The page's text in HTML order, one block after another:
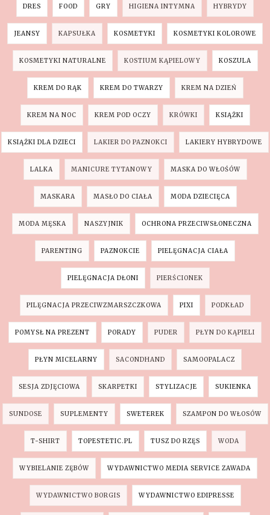
DRES FOOD GRY HIGIENA INTYMNA HYBRYDY
JEANSY KAPSUŁKA KOSMETYKI KOSMETYKI KOLOROWE
KOSMETYKI NATURALNE KOSTIUM KĄPIELOWY KOSZULA
KREM DO RĄK KREM DO TWARZY KREM NA DZIEŃ
KREM NA NOC KREM POD OCZY KRÓWKI KSIĄŻKI
KSIĄŻKI DLA DZIECI LAKIER DO PAZNOKCI LAKIERY HYBRYDOWE
LALKA MANICURE TYTANOWY MASKA DO WŁOŚÓW
MASKARA MASŁO DO CIAŁA MODA DZIECIĘCA
MODA MĘSKA NASZYJNIK OCHRONA PRZECIWSŁONECZNA
PARENTING PAZNOKCIE PIELĘGNACJA CIAŁA
PIELĘGNACJA DŁONI PIERŚCIONEK
PILĘGNACJA PRZECIWZMARSZCZKOWA PIXI PODKŁAD
POMYSŁ NA PREZENT PORADY PUDER PŁYN DO KĄPIELI
PŁYN MICELARNY SACONDHAND SAMOOPALACZ
SESJA ZDJĘCIOWA SKARPETKI STYLIZACJE SUKIENKA
SUNDOSE SUPLEMENTY SWETEREK SZAMPON DO WŁOSÓW
T-SHIRT TOPESTETIC.PL TUSZ DO RZĘS WODA
WYBIELANIE ZĘBÓW WYDAWNICTWO MEDIA SERVICE ZAWADA
WYDAWNICTWO BORGIS WYDAWNICTWO EDIPRESSE